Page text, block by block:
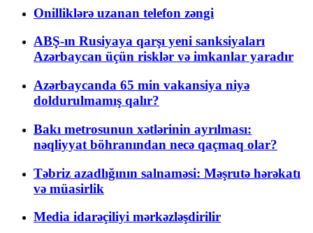
Onilliklərə uzanan telefon zəngi
ABŞ-ın Rusiyaya qarşı yeni sanksiyaları
Azərbaycan üçün risklər və imkanlar yaradır
Azərbaycanda 65 min vakansiya niyə
doldurulmamış qalır?
Bakı metrosunun xətlərinin ayrılması:
nəqliyyat böhranından necə qaçmaq olar?
Təbriz azadlığının salnaməsi: Məşrutə hərəkatı
və müasirlik
Media idarəçiliyi mərkəzləşdirilir